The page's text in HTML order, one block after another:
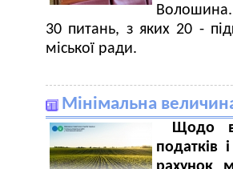
Волошина.
30 питань, з яких 20 -
міської ради.
Мінімальна
Щодо
податків